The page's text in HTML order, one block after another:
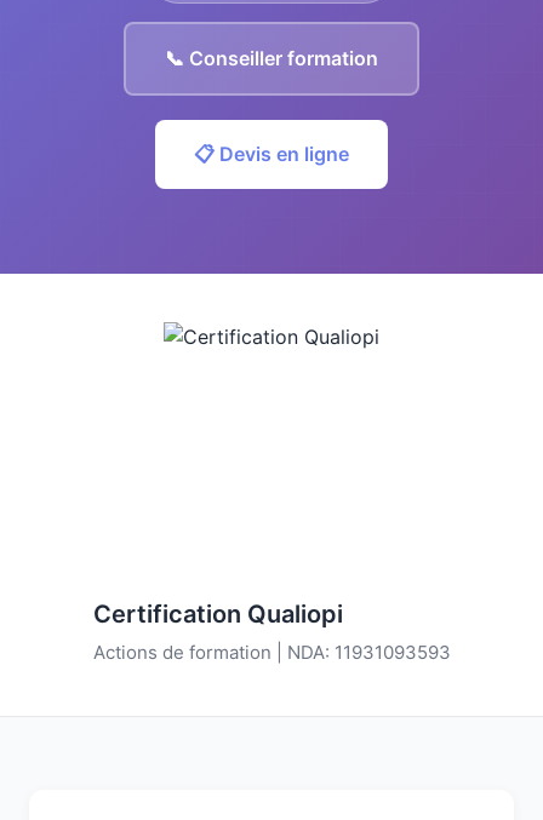
📞 Conseiller formation
📋 Devis en ligne
Certification Qualiopi
Actions de formation | NDA: 11931093593